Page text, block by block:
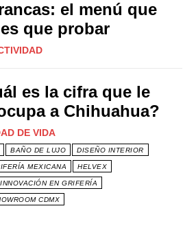
el menú que
que probar
es la cifra que le
a Chihuahua?
DE VIDA
BAÑO DE LUJO DISEÑO INTERIOR
MEXICANA HELVEX
INNOVACIÓN EN GRIFERÍA
CDMX